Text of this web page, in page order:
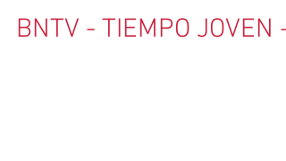
BNTV - TIEMPO JOVEN -